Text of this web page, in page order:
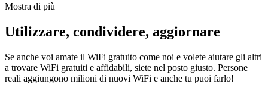
Mostra di più
Utilizzare, condividere, aggiornare
Se anche voi amate il WiFi gratuito come noi e volete aiutare gli altri
a trovare WiFi gratuiti e affidabili, siete nel posto giusto. Persone
reali aggiungono milioni di nuovi WiFi e anche tu puoi farlo!